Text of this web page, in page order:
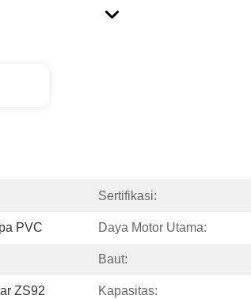
Sertifikasi:
PVC Daya Motor Utama:
Baut:
ZS92 Kapasitas: